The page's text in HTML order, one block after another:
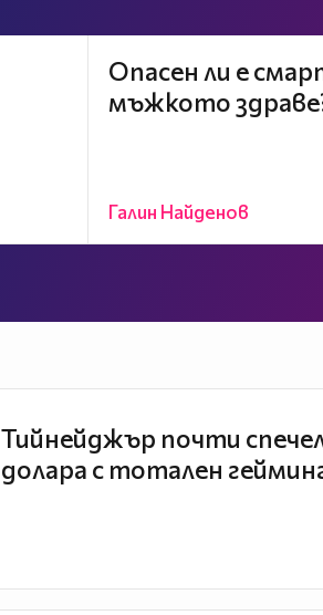
Опасен ли е
мъжкото
Галин Найденов
Тийнейджър почти
долара с тотален